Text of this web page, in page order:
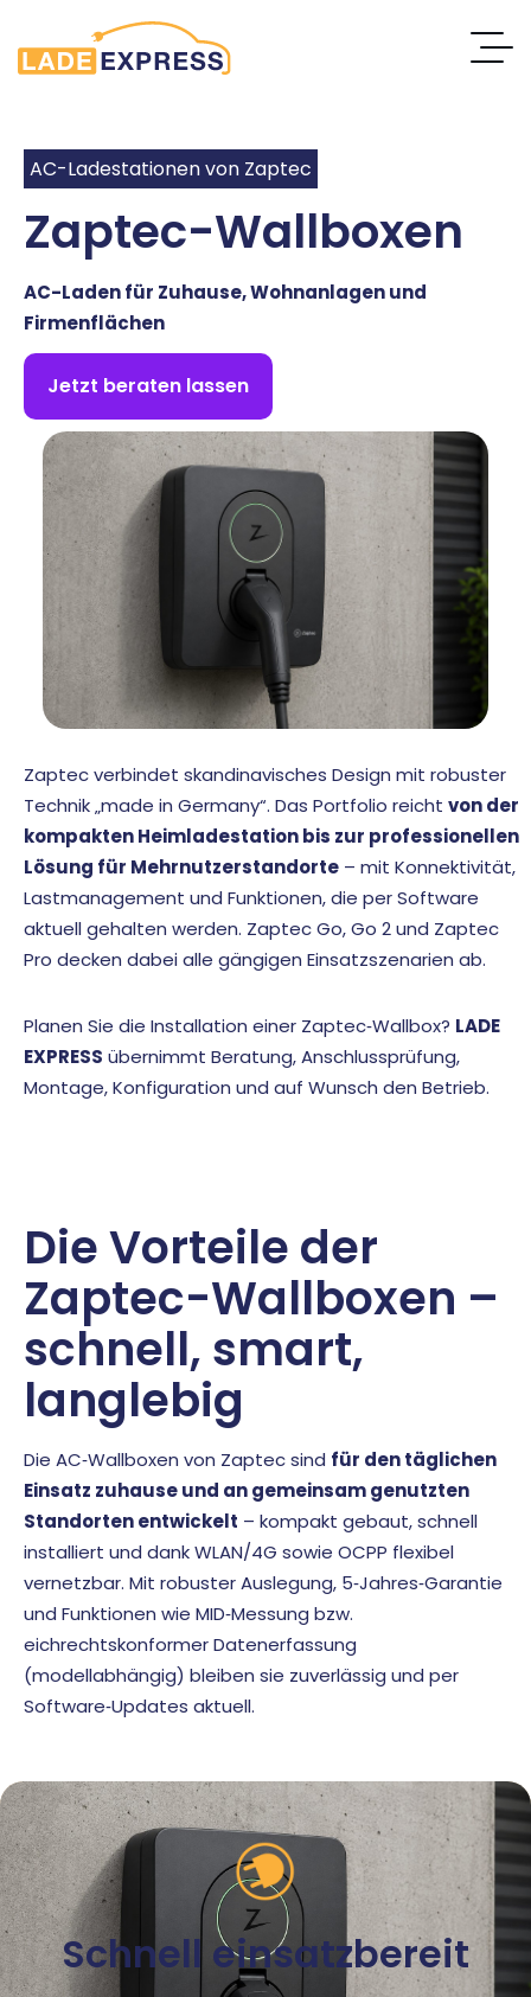
AC-Ladestationen von Zaptec
Zaptec-Wallboxen
AC-Laden für Zuhause, Wohnanlagen und
Firmenflächen
Jetzt beraten lassen
Zaptec verbindet skandinavisches Design mit robuster
Technik „made in Germany“. Das Portfolio reicht von der
kompakten Heimladestation bis zur professionellen
Lösung für Mehrnutzerstandorte – mit Konnektivität,
Lastmanagement und Funktionen, die per Software
aktuell gehalten werden. Zaptec Go, Go 2 und Zaptec
Pro decken dabei alle gängigen Einsatzszenarien ab.
Planen Sie die Installation einer Zaptec‑Wallbox? LADE
EXPRESS übernimmt Beratung, Anschlussprüfung,
Montage, Konfiguration und auf Wunsch den Betrieb.
Die Vorteile der
Zaptec-Wallboxen –
schnell, smart,
langlebig
Die AC‑Wallboxen von Zaptec sind für den täglichen
Einsatz zuhause und an gemeinsam genutzten
Standorten entwickelt – kompakt gebaut, schnell
installiert und dank WLAN/4G sowie OCPP flexibel
vernetzbar. Mit robuster Auslegung, 5‑Jahres‑Garantie
und Funktionen wie MID‑Messung bzw.
eichrechtskonformer Datenerfassung
(modellabhängig) bleiben sie zuverlässig und per
Software‑Updates aktuell.
Schnell einsatzbereit